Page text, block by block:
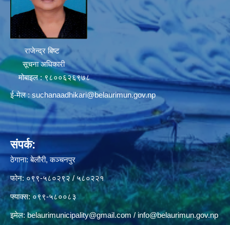
राजेन्द्र बिष्ट
सूचना अधिकारी
मोबाइल : ९८००६२६९७८
ई-मेल : suchanaadhikari@belaurimun.gov.np
संपर्क:
ठेगाना: बेलौरी, कञ्चनपुर
फोन: ०९९-५८०२९२ / ५८०२२१
फ्याक्स: ०९९-५८००८३
इमेल:belaurimunicipality@gmail.com / info@belaurimun.gov.np